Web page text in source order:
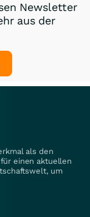
Newsletter
aus der
als den
einen aktuellen
um